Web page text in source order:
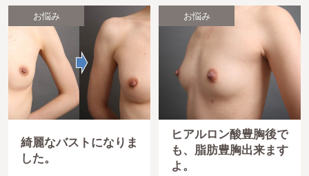
お悩み
綺麗なバストになりま
した。
お悩み
ヒアルロン酸豊胸後で
も、脂肪豊胸出来ます
よ。